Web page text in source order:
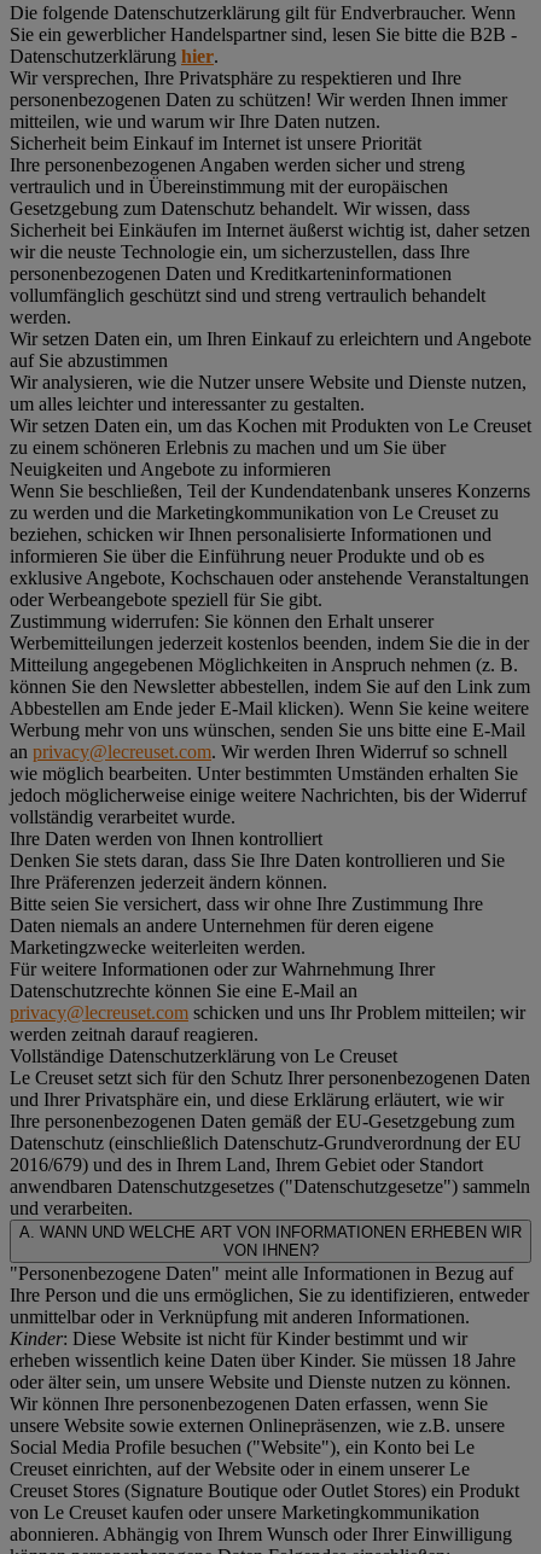
Die folgende Datenschutzerklärung gilt für Endverbraucher. Wenn
Sie ein gewerblicher Handelspartner sind, lesen Sie bitte die B2B -
Datenschutzerklärung hier.
Wir versprechen, Ihre Privatsphäre zu respektieren und Ihre
personenbezogenen Daten zu schützen! Wir werden Ihnen immer
mitteilen, wie und warum wir Ihre Daten nutzen.
Sicherheit beim Einkauf im Internet ist unsere Priorität
Ihre personenbezogenen Angaben werden sicher und streng
vertraulich und in Übereinstimmung mit der europäischen
Gesetzgebung zum Datenschutz behandelt. Wir wissen, dass
Sicherheit bei Einkäufen im Internet äußerst wichtig ist, daher setzen
wir die neuste Technologie ein, um sicherzustellen, dass Ihre
personenbezogenen Daten und Kreditkarteninformationen
vollumfänglich geschützt sind und streng vertraulich behandelt
werden.
Wir setzen Daten ein, um Ihren Einkauf zu erleichtern und Angebote
auf Sie abzustimmen
Wir analysieren, wie die Nutzer unsere Website und Dienste nutzen,
um alles leichter und interessanter zu gestalten.
Wir setzen Daten ein, um das Kochen mit Produkten von Le Creuset
zu einem schöneren Erlebnis zu machen und um Sie über
Neuigkeiten und Angebote zu informieren
Wenn Sie beschließen, Teil der Kundendatenbank unseres Konzerns
zu werden und die Marketingkommunikation von Le Creuset zu
beziehen, schicken wir Ihnen personalisierte Informationen und
informieren Sie über die Einführung neuer Produkte und ob es
exklusive Angebote, Kochschauen oder anstehende Veranstaltungen
oder Werbeangebote speziell für Sie gibt.
Zustimmung widerrufen: Sie können den Erhalt unserer
Werbemitteilungen jederzeit kostenlos beenden, indem Sie die in der
Mitteilung angegebenen Möglichkeiten in Anspruch nehmen (z. B.
können Sie den Newsletter abbestellen, indem Sie auf den Link zum
Abbestellen am Ende jeder E-Mail klicken). Wenn Sie keine weitere
Werbung mehr von uns wünschen, senden Sie uns bitte eine E-Mail
an privacy@lecreuset.com. Wir werden Ihren Widerruf so schnell
wie möglich bearbeiten. Unter bestimmten Umständen erhalten Sie
jedoch möglicherweise einige weitere Nachrichten, bis der Widerruf
vollständig verarbeitet wurde.
Ihre Daten werden von Ihnen kontrolliert
Denken Sie stets daran, dass Sie Ihre Daten kontrollieren und Sie
Ihre Präferenzen jederzeit ändern können.
Bitte seien Sie versichert, dass wir ohne Ihre Zustimmung Ihre
Daten niemals an andere Unternehmen für deren eigene
Marketingzwecke weiterleiten werden.
Für weitere Informationen oder zur Wahrnehmung Ihrer
Datenschutzrechte können Sie eine E-Mail an
privacy@lecreuset.com schicken und uns Ihr Problem mitteilen; wir
werden zeitnah darauf reagieren.
Vollständige Datenschutzerklärung von Le Creuset
Le Creuset setzt sich für den Schutz Ihrer personenbezogenen Daten
und Ihrer Privatsphäre ein, und diese Erklärung erläutert, wie wir
Ihre personenbezogenen Daten gemäß der EU-Gesetzgebung zum
Datenschutz (einschließlich Datenschutz-Grundverordnung der EU
2016/679) und des in Ihrem Land, Ihrem Gebiet oder Standort
anwendbaren Datenschutzgesetzes ("Datenschutzgesetze") sammeln
und verarbeiten.
A. WANN UND WELCHE ART VON INFORMATIONEN ERHEBEN WIR
VON IHNEN?
"Personenbezogene Daten" meint alle Informationen in Bezug auf
Ihre Person und die uns ermöglichen, Sie zu identifizieren, entweder
unmittelbar oder in Verknüpfung mit anderen Informationen.
Kinder: Diese Website ist nicht für Kinder bestimmt und wir
erheben wissentlich keine Daten über Kinder. Sie müssen 18 Jahre
oder älter sein, um unsere Website und Dienste nutzen zu können.
Wir können Ihre personenbezogenen Daten erfassen, wenn Sie
unsere Website sowie externen Onlinepräsenzen, wie z.B. unsere
Social Media Profile besuchen ("Website"), ein Konto bei Le
Creuset einrichten, auf der Website oder in einem unserer Le
Creuset Stores (Signature Boutique oder Outlet Stores) ein Produkt
von Le Creuset kaufen oder unsere Marketingkommunikation
abonnieren. Abhängig von Ihrem Wunsch oder Ihrer Einwilligung